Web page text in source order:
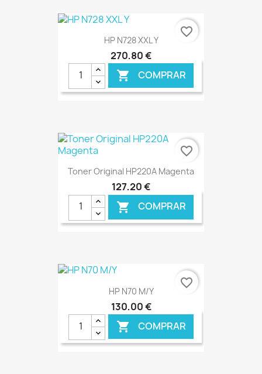
€ ONLINE
HP N728 XXL Y
270,80 €
 COMPRAR
€ ONLINE
favorite_border
Toner Original HP220A Magenta
127,20 €
 COMPRAR
favorite_border
HP N70 M/Y
130,00 €
 COMPRAR
favorite_border